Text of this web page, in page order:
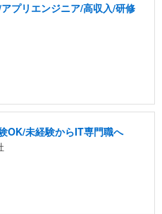
プリエンジニア/高収入/研修
OK/未経験からIT専門職へ